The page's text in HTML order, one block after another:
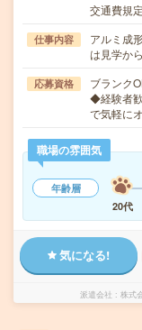
交通費規
仕事内容
アルミ成
は見学か
応募資格
ブランク
◆経験者
で気軽に
職場の雰囲気
年齢層
20代
気になる!
派遣会社 株式